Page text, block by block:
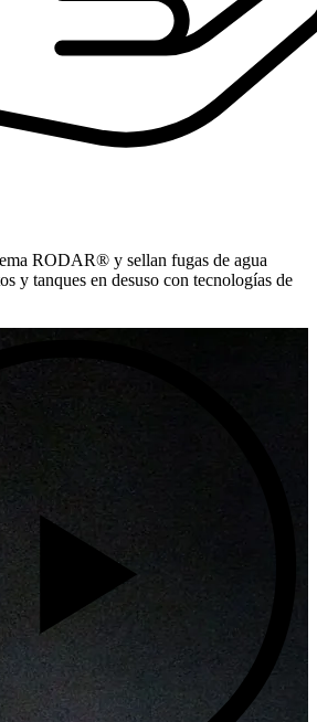
RODAR® y sellan fugas de agua
y tanques en desuso con tecnologías de